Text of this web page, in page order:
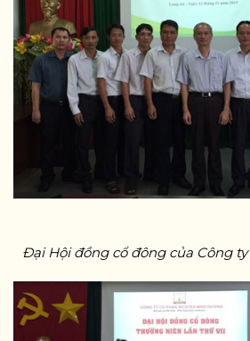
Đại Hội đồng cổ đông của Công